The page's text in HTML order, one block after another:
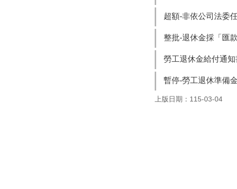
超額-非依公司法委
整批-退休金採「匯
勞工退休金給付通知
暫停-勞工退休準備
上版日期：115-03-04